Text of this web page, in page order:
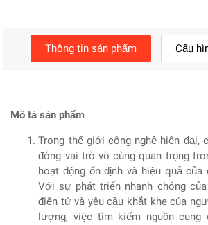
Thông tin sản phẩm Cấu
Mô tả sản phẩm
Trong thế giới công nghệ hiện đại,
đóng vai trò vô cùng quan trọng
hoạt động ổn định và hiệu quả
Với sự phát triển nhanh chóng
điện tử và yêu cầu khắt khe của
lượng, việc tìm kiếm nguồn cung